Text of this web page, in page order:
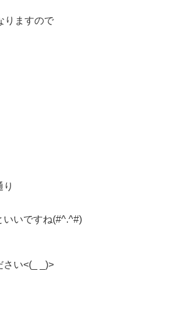
りますので
いいですね(#^.^#)
さい<(_ _)>